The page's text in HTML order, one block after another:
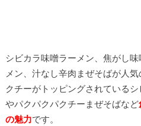
シビカラ味噌ラーメン、焦がし
メン、汁なし辛肉まぜそばが人
クチーがトッピングされている
やパクパクパクチーまぜそばなど
の魅力です。